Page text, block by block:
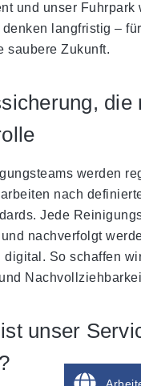
und unser Fuhrpark
langfristig –
saubere Zukunft.
die
werden
nach
Jede
nachverfolgt
digital. So schaffen
unser